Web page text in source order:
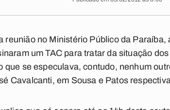
reunião no Ministério Público da Paraíba,
um TAC para tratar da situação
que se especulava, contudo, nenhum
Cavalcanti, em Sousa e Patos